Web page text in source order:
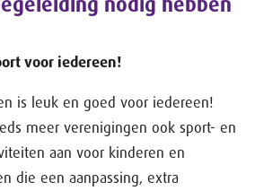
voor iedereen!
is leuk en goed voor iedereen!
meer verenigingen ook sport- en
aan voor kinderen en
die een aanpassing, extra